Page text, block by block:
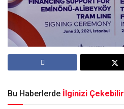
Bu Haberlerde İlginizi Çekebilir